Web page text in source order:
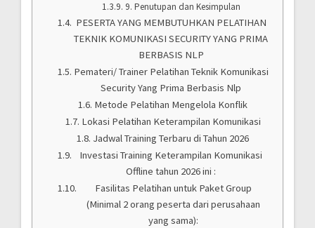
9. Penutupan dan Kesimpulan
PESERTA YANG MEMBUTUHKAN PELATIHAN
TEKNIK KOMUNIKASI SECURITY YANG PRIMA
BERBASIS NLP
Pemateri/ Trainer Pelatihan Teknik Komunikasi
Security Yang Prima Berbasis Nlp
Metode Pelatihan Mengelola Konflik
Lokasi Pelatihan Keterampilan Komunikasi
Jadwal Training Terbaru di Tahun 2026
Investasi Training Keterampilan Komunikasi
Offline tahun 2026 ini :
Fasilitas Pelatihan untuk Paket Group
(Minimal 2 orang peserta dari perusahaan
yang sama):